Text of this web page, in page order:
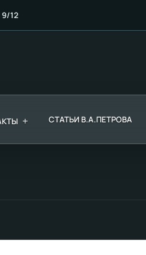
12
+ СТАТЬИ В.А.ПЕТРОВА